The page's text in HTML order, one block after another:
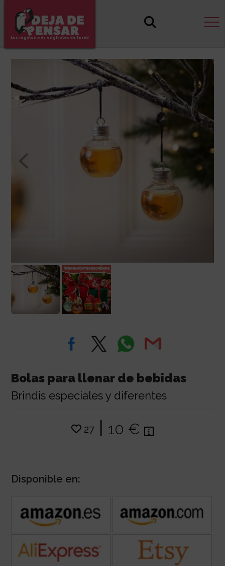
Los regalos más originales de la red
Bolas para llenar de bebidas
Brindis especiales y diferentes
27| 10 €
Disponible en: